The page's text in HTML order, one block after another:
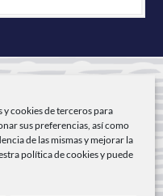
y cookies de terceros para
sus preferencias, así como
de las mismas y mejorar la
política de cookiesy puede